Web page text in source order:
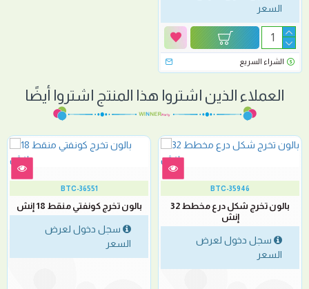
السعر
الشراء السريع
العملاء الذين اشتروا هذا المنتج اشتروا أيضًا
BTC-35946
بالون تخرج شكل درع مخطط 32
إنش
سجل دخول لعرض
السعر
BTC-36551
بالون تخرج كونفتي منقط 18 إنش
سجل دخول لعرض
السعر